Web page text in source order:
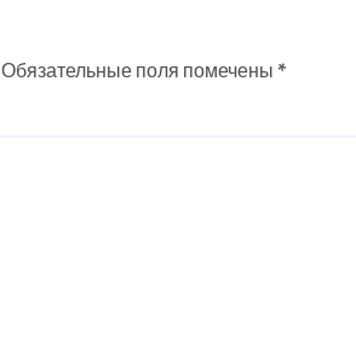
Обязательные поля помечены *